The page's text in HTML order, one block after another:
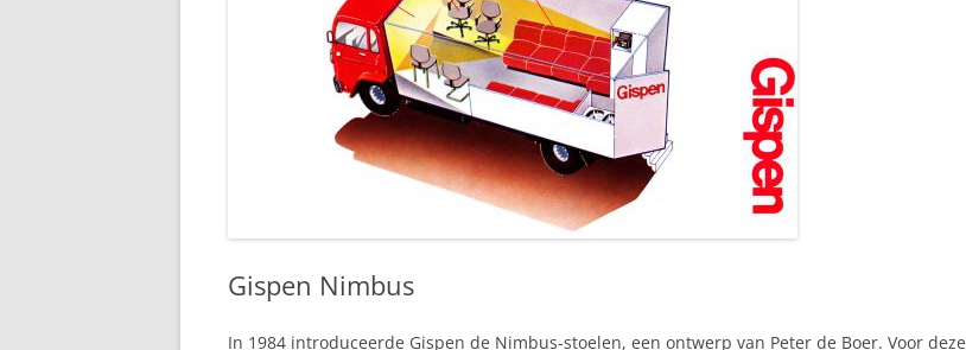
Gispen Nimbus
In 1984 introduceerde Gispen de Nimbus-stoelen, een ontwerp van Peter de Boer. Voor deze